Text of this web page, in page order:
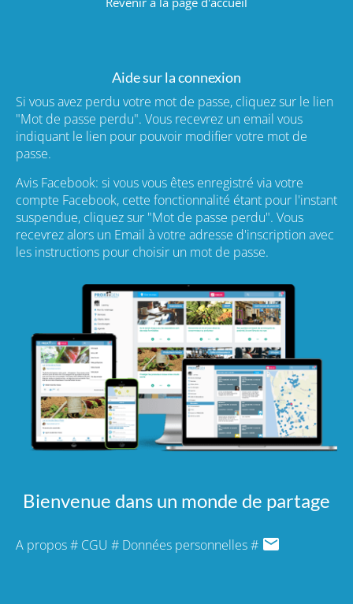
Aide sur la connexion
Si vous avez perdu votre mot de passe, cliquez sur le lien
"Mot de passe perdu". Vous recevrez un email vous
indiquant le lien pour pouvoir modifier votre mot de
passe.
Avis Facebook: si vous vous êtes enregistré via votre
compte Facebook, cette fonctionnalité étant pour l'instant
suspendue, cliquez sur "Mot de passe perdu". Vous
recevrez alors un Email à votre adresse d'inscription avec
les instructions pour choisir un mot de passe.
Bienvenue dans un monde de partage
A propos# CGU # Données personnelles#